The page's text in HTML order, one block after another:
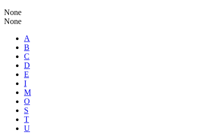
None
None
A
B
C
D
E
I
M
O
S
T
U